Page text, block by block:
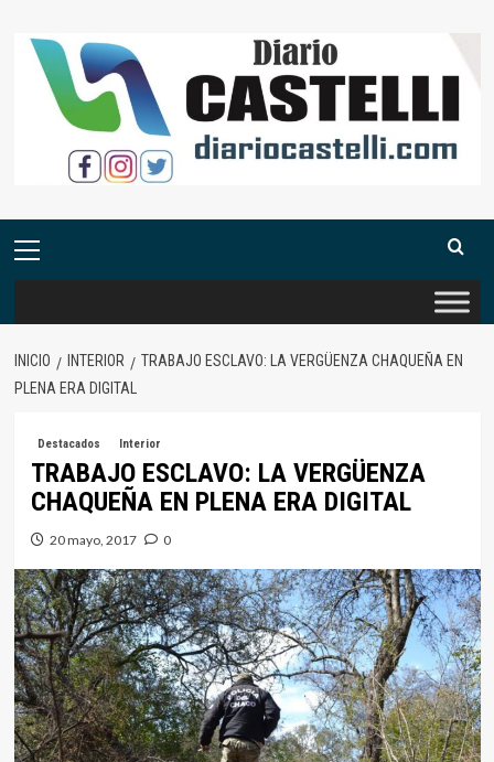
contenido
Menú
INICIO INTERIOR
TRABAJO ESCLAVO: LA VERGÜENZA CHAQUEÑA EN
PLENA ERA DIGITAL
Destacados Interior
TRABAJO ESCLAVO: LA VERGÜENZA
CHAQUEÑA EN PLENA ERA DIGITAL
20 mayo, 2017 0